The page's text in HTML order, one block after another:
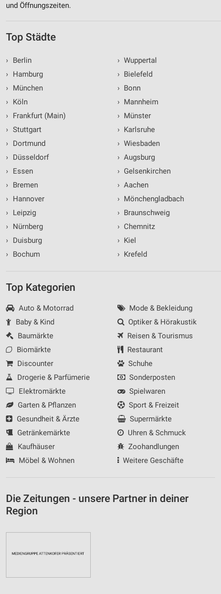
und Öffnungszeiten.
Top Städte
›
Berlin
›
Hamburg
›
München
›
Köln
›
Frankfurt (Main)
› Stuttgart
›
Dortmund
›
Düsseldorf
›
Essen
›
Bremen
›
Hannover
›
Leipzig
›
Nürnberg
›
Duisburg
›
Bochum
› Wuppertal
› Bielefeld
› Bonn
› Mannheim
› Münster
› Karlsruhe
› Wiesbaden
› Augsburg
› Gelsenkirchen
› Aachen
› Mönchengladbach
› Braunschweig
› Chemnitz
› Kiel
› Krefeld
Top Kategorien
Auto & Motorrad
Baby & Kind
Baumärkte
Biomärkte
Discounter
Drogerie & Parfümerie
Elektromärkte
Garten & Pflanzen
Gesundheit & Ärzte
Getränkemärkte
Kaufhäuser
Möbel & Wohnen
Mode & Bekleidung
Optiker & Hörakustik
Reisen & Tourismus
Restaurant
Schuhe
Sonderposten
Spielwaren
Sport & Freizeit
Supermärkte
Uhren & Schmuck
Zoohandlungen
Weitere Geschäfte
Die Zeitungen - unsere Partner in deiner
Region